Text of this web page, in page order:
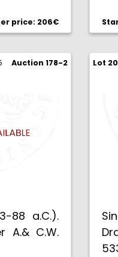
price: 206€
Auction 178-2
88 a.C.).
A.& C.W.
Lot